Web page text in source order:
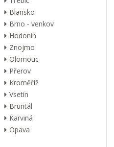
Blansko
Brno - venkov
Hodonín
Znojmo
Olomouc
Přerov
Kroměříž
Vsetín
Bruntál
Karviná
Opava